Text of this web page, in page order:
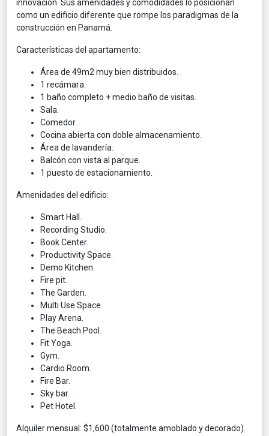
innovación. Sus amenidades y comodidades lo posicionan
como un edificio diferente que rompe los paradigmas de la
construcción en Panamá.
Características del apartamento:
Área de 49m2 muy bien distribuidos.
1 recámara.
1 baño completo + medio baño de visitas.
Sala.
Comedor.
Cocina abierta con doble almacenamiento.
Área de lavandería.
Balcón con vista al parque.
1 puesto de estacionamiento.
Amenidades del edificio:
Smart Hall.
Recording Studio.
Book Center.
Productivity Space.
Demo Kitchen.
Fire pit.
The Garden.
Multi Use Space.
Play Arena.
The Beach Pool.
Fit Yoga.
Gym.
Cardio Room.
Fire Bar.
Sky bar.
Pet Hotel.
Alquiler mensual: $1,600 (totalmente amoblado y decorado).